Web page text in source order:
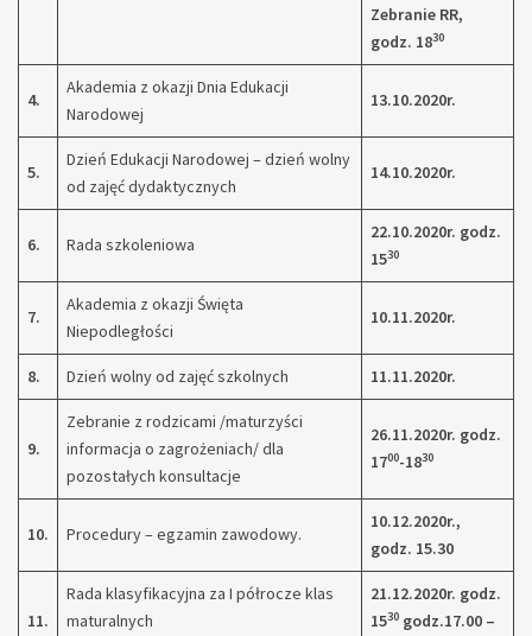
Zebranie RR,
godz. 1830
4.
Akademia z okazji Dnia Edukacji
Narodowej
13.10.2020r.
5.
Dzień Edukacji Narodowej – dzień wolny
od zajęć dydaktycznych
14.10.2020r.
6. Rada szkoleniowa
22.10.2020r. godz.
1530
7.
Akademia z okazji Święta
Niepodległości
10.11.2020r.
8. Dzień wolny od zajęć szkolnych 11.11.2020r.
9.
Zebranie z rodzicami /maturzyści
informacja o zagrożeniach/ dla
pozostałych konsultacje
26.11.2020r. godz.
1700-1830
10. Procedury – egzamin zawodowy.
10.12.2020r.,
godz. 15.30
11.
Rada klasyfikacyjna za I półrocze klas
maturalnych
21.12.2020r. godz.
1530 godz.17.00 –